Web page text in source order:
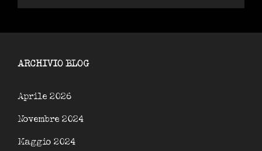
ARCHIVIO BLOG
Aprile 2026
Novembre 2024
Maggio 2024